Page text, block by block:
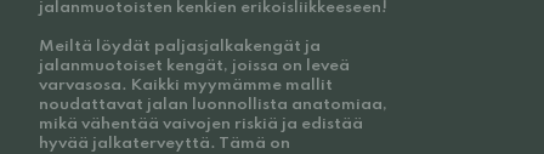
jalanmuotoisten kenkien erikoisliikkeeseen!
Meiltä löydät paljasjalkakengät ja
jalanmuotoiset kengät, joissa on leveä
varvasosa. Kaikki myymämme mallit
noudattavat jalan luonnollista anatomiaa,
mikä vähentää vaivojen riskiä ja edistää
hyvää jalkaterveyttä. Tämä on